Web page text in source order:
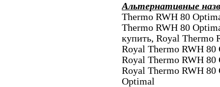
Альтернативные
Thermo RWH 80
Thermo RWH 80
купить, Royal Thermo
Royal Thermo RWH 80
Royal Thermo RWH 80
Royal Thermo RWH
Optimal